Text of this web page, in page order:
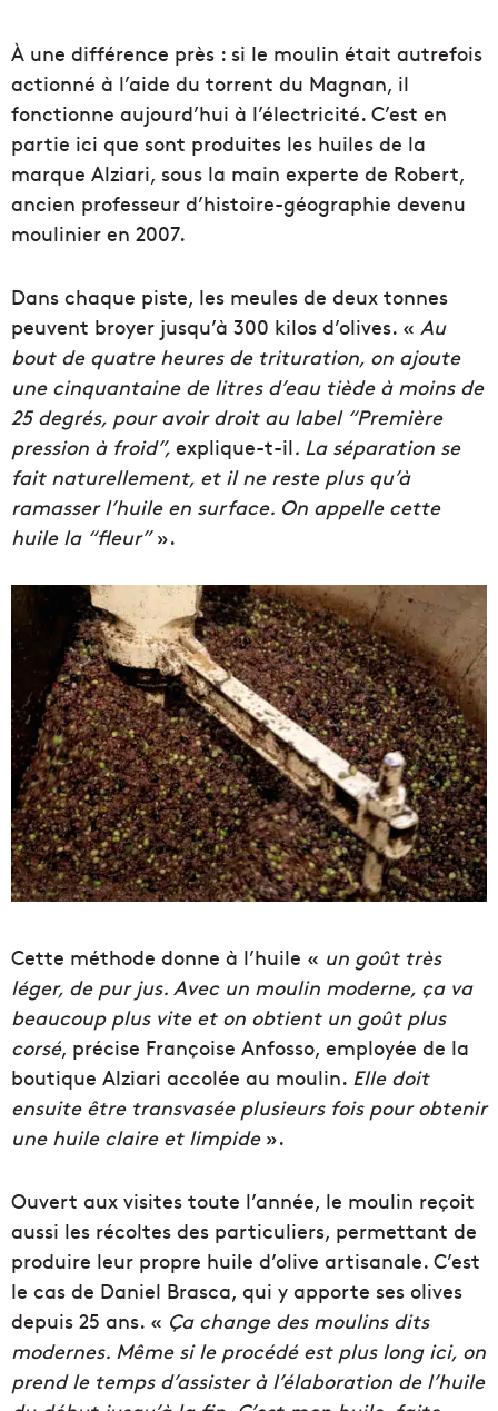
À une différence près : si le moulin était autrefois
actionné à l’aide du torrent du Magnan, il
fonctionne aujourd’hui à l’électricité. C’est en
partie ici que sont produites les huiles de la
marque Alziari, sous la main experte de Robert,
ancien professeur d’histoire-géographie devenu
moulinier en 2007.
Dans chaque piste, les meules de deux tonnes
peuvent broyer jusqu’à 300 kilos d’olives. « Au
bout de quatre heures de trituration, on ajoute
une cinquantaine de litres d’eau tiède à moins de
25 degrés, pour avoir droit au label “Première
pression à froid”, explique-t-il. La séparation se
fait naturellement, et il ne reste plus qu’à
ramasser l’huile en surface. On appelle cette
huile la “fleur”».
Cette méthode donne à l’huile « un goût très
léger, de pur jus. Avec un moulin moderne, ça va
beaucoup plus vite et on obtient un goût plus
corsé, précise Françoise Anfosso, employée de la
boutique Alziari accolée au moulin. Elle doit
ensuite être transvasée plusieurs fois pour obtenir
une huile claire et limpide».
Ouvert aux visites toute l’année, le moulin reçoit
aussi les récoltes des particuliers, permettant de
produire leur propre huile d’olive artisanale. C’est
le cas de Daniel Brasca, qui y apporte ses olives
depuis 25 ans. « Ça change des moulins dits
modernes. Même si le procédé est plus long ici, on
prend le temps d’assister à l’élaboration de l’huile